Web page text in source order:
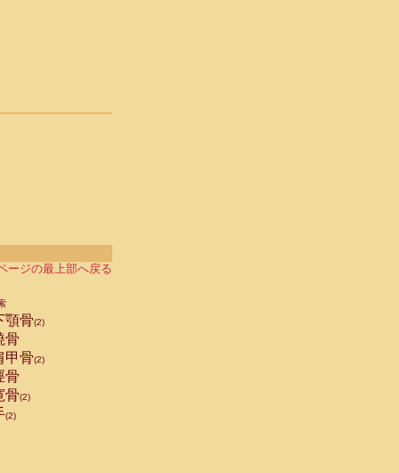
ージの最上部へ戻る
顎骨(2)
骨
甲骨(2)
骨
骨(2)
(2)